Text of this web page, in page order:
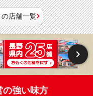
の店舗一覧
の強い味方